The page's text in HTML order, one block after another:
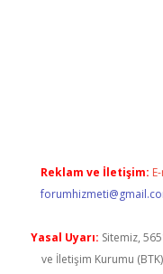
Reklam ve İletişim:
Yasal Uyarı: Sitemiz,
ve İletişim Kurumu